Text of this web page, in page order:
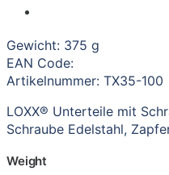
Gewicht: 375 g
EAN Code:
Artikelnummer: TX35-100
LOXX® Unterteile mit
Schraube Edelstahl,
Weight